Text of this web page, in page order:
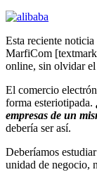
Esta reciente
MarfiCom
online, sin olvidar
El comercio
forma esteriotipada.
empresas de un
debería ser así.
Deberíamos
unidad de negocio,